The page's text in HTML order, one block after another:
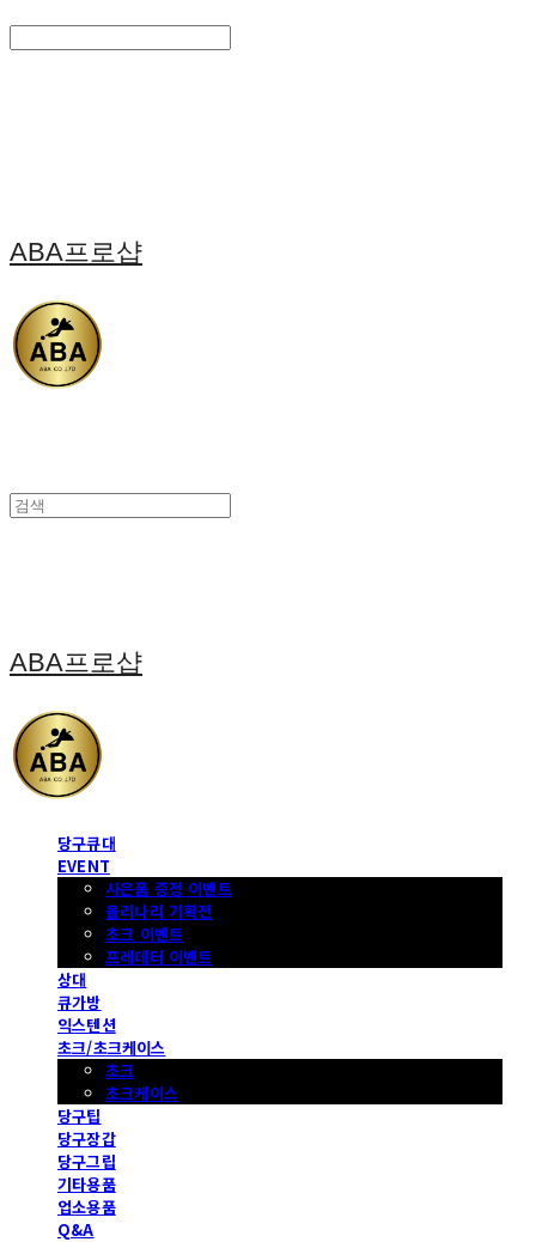
ABA프로샵
ABA프로샵
당구큐대
EVENT
사은품 증정 이벤트
몰리나리 기획전
초크 이벤트
프레데터 이벤트
상대
큐가방
익스텐션
초크/초크케이스
초크
초크케이스
당구팁
당구장갑
당구그립
기타용품
업소용품
Q&A